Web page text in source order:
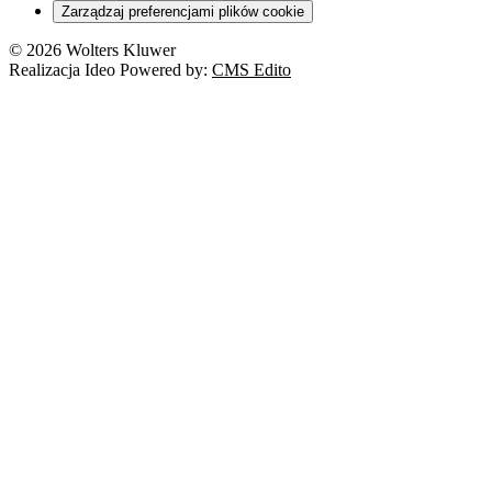
Zarządzaj preferencjami plików cookie
© 2026 Wolters Kluwer
Realizacja Ideo Powered by: CMS Edito